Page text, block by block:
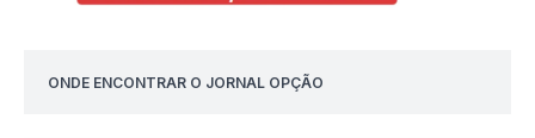
ONDE ENCONTRAR O JORNAL OPÇÃO